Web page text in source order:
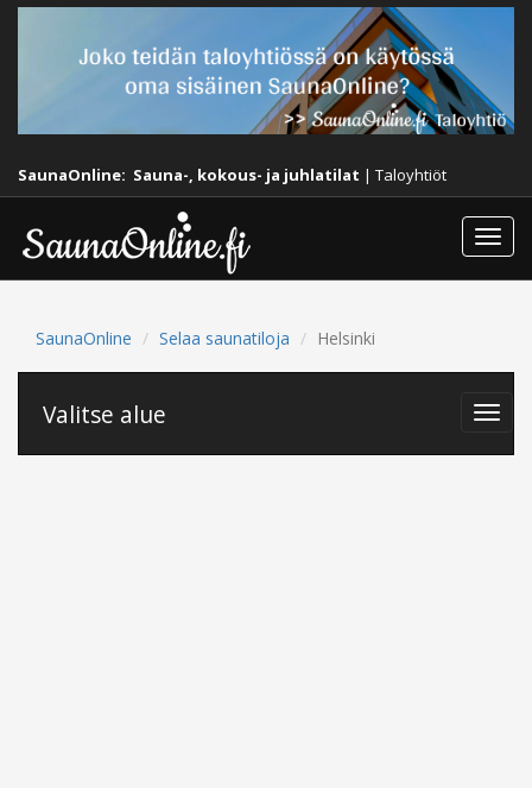
SaunaOnline: Sauna-, kokous- ja juhlatilat | Taloyhtiöt
SaunaOnline Selaa saunatiloja Helsinki
Valitse alue